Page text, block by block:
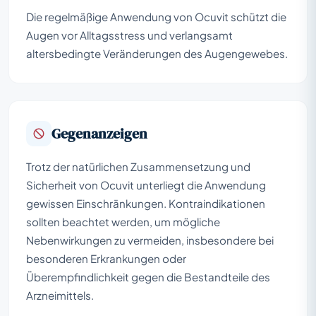
Die regelmäßige Anwendung von Ocuvit schützt die
Augen vor Alltagsstress und verlangsamt
altersbedingte Veränderungen des Augengewebes.
Gegenanzeigen
Trotz der natürlichen Zusammensetzung und
Sicherheit von Ocuvit unterliegt die Anwendung
gewissen Einschränkungen. Kontraindikationen
sollten beachtet werden, um mögliche
Nebenwirkungen zu vermeiden, insbesondere bei
besonderen Erkrankungen oder
Überempfindlichkeit gegen die Bestandteile des
Arzneimittels.